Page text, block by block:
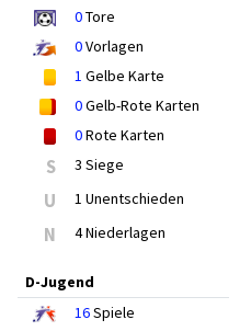
0Tore
0Vorlagen
1 Gelbe Karte
0Gelb-Rote Karten
0Rote Karten
S 3 Siege
U 1 Unentschieden
N 4 Niederlagen
D-Jugend
16Spiele